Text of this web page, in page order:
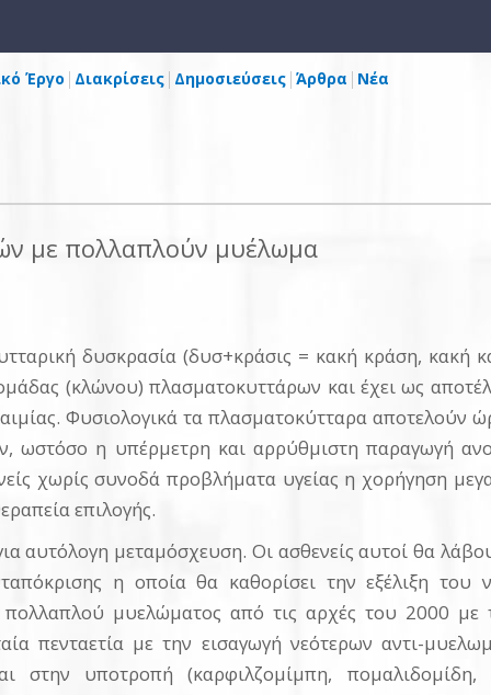
Έργο Διακρίσεις Δημοσιεύσεις Άρθρα Νέα
με πολλαπλούν μυέλωμα
δυσκρασία (δυσ+κράσις = κακή κράση, κακή
(κλώνου) πλασματοκυττάρων και έχει ως
Φυσιολογικά τα πλασματοκύτταρα αποτελούν
ωστόσο η υπέρμετρη και αρρύθμιστη παραγωγή
χωρίς συνοδά προβλήματα υγείας η χορήγηση
επιλογής.
αυτόλογη μεταμόσχευση. Οι ασθενείς αυτοί θα
η οποία θα καθορίσει την εξέλιξη του
μυελώματος από τις αρχές του 2000 με
πενταετία με την εισαγωγή νεότερων αντι-
στην υποτροπή (καρφιλζομίμπη,